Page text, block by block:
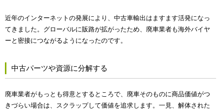
近年のインターネットの発展により、中古車輸出はますます活発になっ
てきました。グローバルに販路が拡がったため、廃車業者も海外バイヤ
ーと密接につながるようになったのです。
中古パーツや資源に分解する
廃車業者がもっとも得意とするところで、廃車そのものに商品価値がつ
きづらい場合は、スクラップして価値を追求します。一見、解体された